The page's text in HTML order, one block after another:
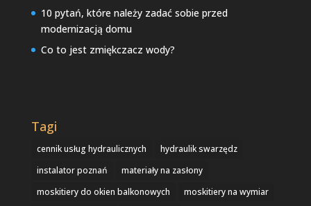
10 pytań, które należy zadać sobie przed
modernizacją domu
Co to jest zmiękczacz wody?
Tagi
cennik usług hydraulicznych
hydraulik swarzędz
instalator poznań
materiały na zasłony
moskitiery do okien balkonowych
moskitiery na wymiar